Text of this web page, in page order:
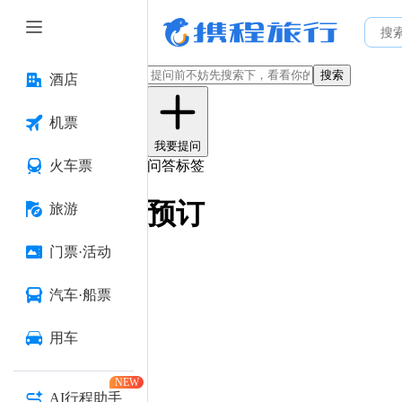
酒店
机票
火车票
旅游
门票·活动
汽车·船票
用车
AI行程助手
NEW
搜索
我要提问
问答标签
预订